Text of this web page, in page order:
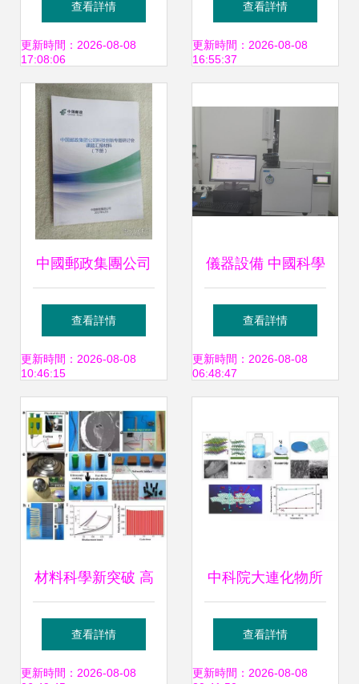
——基于材料科學
視角的探索
查看詳情
更新時間：2026-08-08
17:08:06
地球，材料科學研
查看詳情
更新時間：2026-08-08
16:55:37
中國郵政集團公司
科技創新專題研討
會材料科學研究課
題匯報（下冊）
查看詳情
更新時間：2026-08-08
10:46:15
儀器設備 中國科學
院寧波材料技術與
工程研究所材料科
查看詳情
更新時間：2026-08-08
06:48:47
材料科學新突破 高
效多材料3D打印新
方法及集成化工藝
查看詳情
更新時間：2026-08-08
中科院大連化物所
楊維慎研究員團隊
在二維金屬有機骨
查看詳情
更新時間：2026-08-08